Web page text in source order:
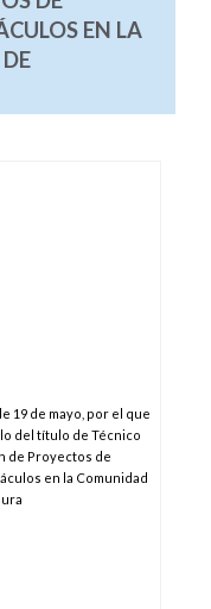
EN LA
19 de mayo, por el que
del título de Técnico
de Proyectos de
en la Comunidad